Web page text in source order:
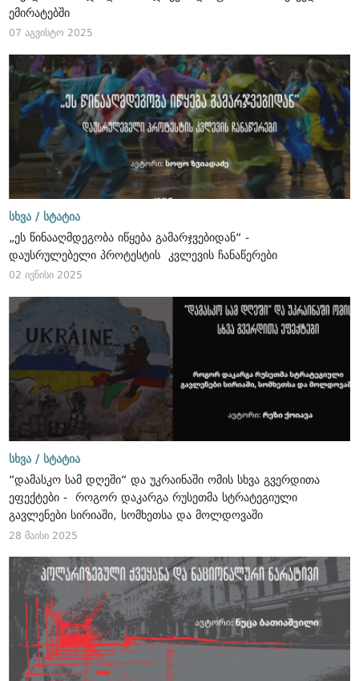
ემირატებში
07 აგვისტო 2025
სხვა / სტატია
„ეს წინააღმდეგობა იწყება გამარჯვებიდან“ -
დაუსრულებელი პროტესტის კვლევის ჩანაწერები
02 ივნისი 2025
სხვა / სტატია
“დამასკო სამ დღეში“ და უკრაინაში ომის სხვა გვერდითა
ეფექტები - როგორ დაკარგა რუსეთმა სტრატეგიული
გავლენები სირიაში, სომხეთსა და მოლდოვაში
28 მაისი 2025